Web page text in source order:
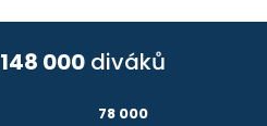
148 000 diváků
78 000